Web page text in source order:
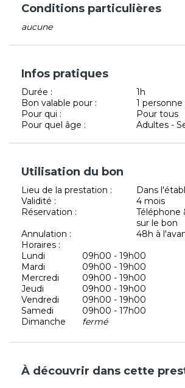
Conditions particulières
aucune
Infos pratiques
Durée :
1h
Bon valable pour :
1 personne
Pour qui :
Pour tous
Pour quel âge :
Adultes -
Utilisation du bon
Lieu de la prestation :
Dans
Validité :
4 mois
Réservation :
Téléphone
sur le bon
Annulation :
48h à
Horaires :
Lundi
09h00 - 19h00
Mardi
09h00 - 19h00
Mercredi
09h00 - 19h00
Jeudi
09h00 - 19h00
Vendredi
09h00 - 19h00
Samedi
09h00 - 17h00
Dimanche
fermé
À découvrir dans cette